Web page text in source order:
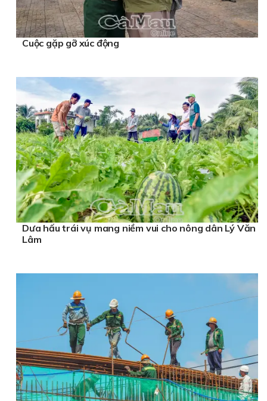
Cuộc gặp gỡ xúc động
Dưa hấu trái vụ mang niềm vui cho nông dân Lý Văn
Lâm